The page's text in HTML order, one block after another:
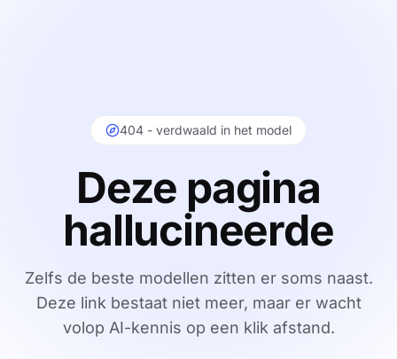
404 - verdwaald in het model
Deze pagina
hallucineerde
Zelfs de beste modellen zitten er soms naast.
Deze link bestaat niet meer, maar er wacht
volop AI-kennis op een klik afstand.